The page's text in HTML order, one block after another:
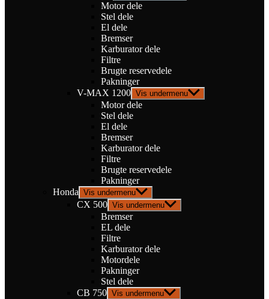
Motor dele
Stel dele
El dele
Bremser
Karburator dele
Filtre
Brugte reservedele
Pakninger
V-MAX 1200 Vis undermenu
Motor dele
Stel dele
El dele
Bremser
Karburator dele
Filtre
Brugte reservedele
Pakninger
Honda Vis undermenu
CX 500 Vis undermenu
Bremser
EL dele
Filtre
Karburator dele
Motordele
Pakninger
Stel dele
CB 750 Vis undermenu